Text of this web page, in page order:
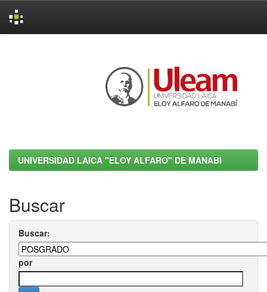
UNIVERSIDAD LAICA "ELOY ALFARO" DE MANABI
Buscar
Buscar:
por